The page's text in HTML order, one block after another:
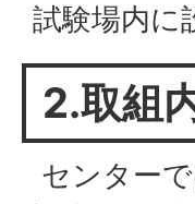
試験場内に
2.取組
センター